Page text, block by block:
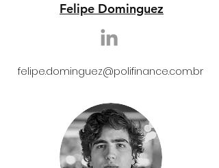
Felipe Dominguez
felipe.dominguez@polifinance.com.br